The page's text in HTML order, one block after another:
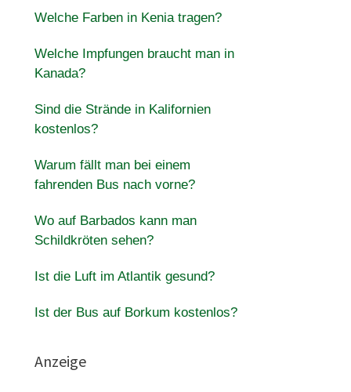
Welche Farben in Kenia tragen?
Welche Impfungen braucht man in
Kanada?
Sind die Strände in Kalifornien
kostenlos?
Warum fällt man bei einem
fahrenden Bus nach vorne?
Wo auf Barbados kann man
Schildkröten sehen?
Ist die Luft im Atlantik gesund?
Ist der Bus auf Borkum kostenlos?
Anzeige